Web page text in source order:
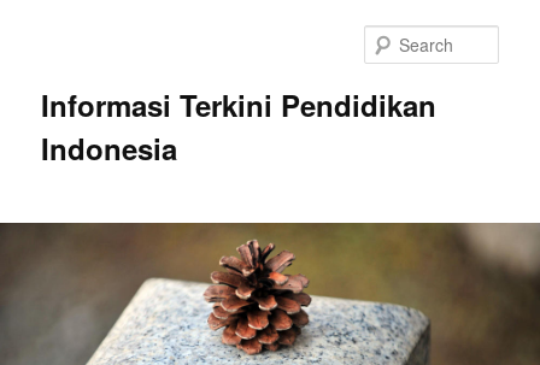
Informasi Terkini Pendidikan
Indonesia